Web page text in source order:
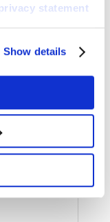
statement
Show details